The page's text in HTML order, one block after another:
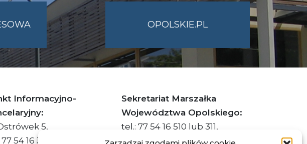
OPOLSKIE.PL
Informacyjno-
5,
54 16 332
Sekretariat Marszałka
Województwa Opolskiego:
tel.: 77 54 16 510 lub 311,
faks: 77 54 16 512